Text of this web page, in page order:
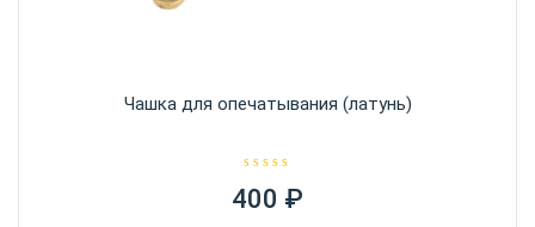
Чашка для опечатывания (латунь)
ц
е
400 ₽